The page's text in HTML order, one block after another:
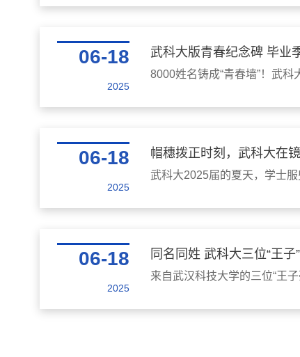
06-18
2025
武科大版青春纪念碑 毕业
8000姓名铸成“青春墙”！武科
06-18
2025
帽穗拨正时刻，武科大在
武科大2025届的夏天，学士
06-18
2025
同名同姓 武科大三位“王子
来自武汉科技大学的三位“王